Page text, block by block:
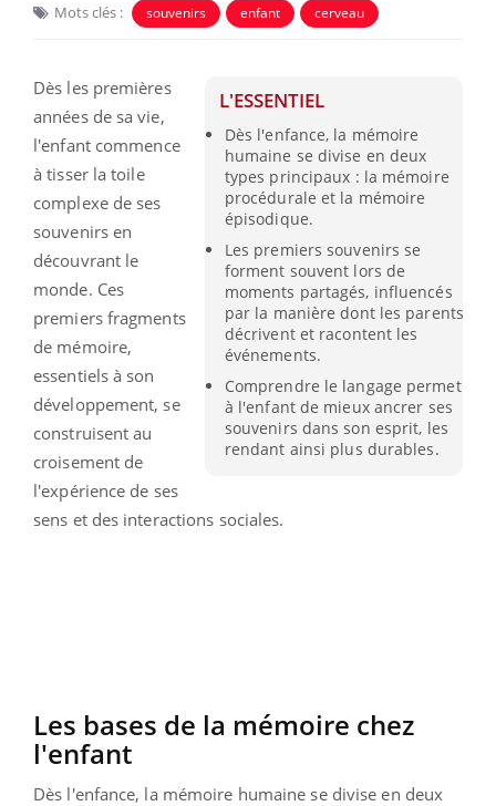
Mots clés : souvenirs enfant cerveau
L'ESSENTIEL
Dès l'enfance, la mémoire
humaine se divise en deux
types principaux : la mémoire
procédurale et la mémoire
épisodique.
Les premiers souvenirs se
forment souvent lors de
moments partagés, influencés
par la manière dont les parents
décrivent et racontent les
événements.
Comprendre le langage permet
à l'enfant de mieux ancrer ses
souvenirs dans son esprit, les
rendant ainsi plus durables.
Dès les premières
années de sa vie,
l'enfant commence
à tisser la toile
complexe de ses
souvenirs en
découvrant le
monde. Ces
premiers fragments
de mémoire,
essentiels à son
développement, se
construisent au
croisement de
l'expérience de ses
sens et des interactions sociales.
Les bases de la mémoire chez
l'enfant
Dès l'enfance, la mémoire humaine se divise en deux